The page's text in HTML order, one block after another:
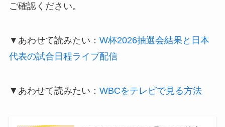
ご確認ください。
▼あわせて読みたい： W杯2026抽選会結果と日本
代表の試合日程ライブ配信
▼あわせて読みたい： WBCをテレビで見る方法